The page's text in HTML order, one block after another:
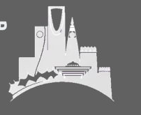
|
مقاول
دهانات
الرياض